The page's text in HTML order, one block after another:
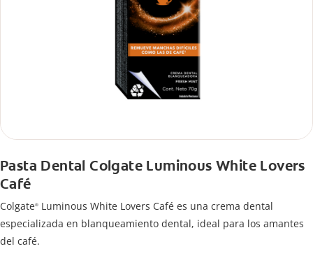
Pasta Dental Colgate Luminous White Lovers
Café
Colgate® Luminous White Lovers Café es una crema dental
especializada en blanqueamiento dental, ideal para los amantes
del café.